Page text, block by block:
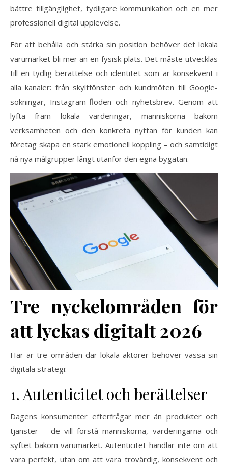
bättre tillgänglighet, tydligare kommunikation och en mer
professionell digital upplevelse.
För att behålla och stärka sin position behöver det lokala
varumärket bli mer än en fysisk plats. Det måste utvecklas
till en tydlig berättelse och identitet som är konsekvent i
alla kanaler: från skyltfönster och kundmöten till Google-
sökningar, Instagram-flöden och nyhetsbrev. Genom att
lyfta fram lokala värderingar, människorna bakom
verksamheten och den konkreta nyttan för kunden kan
företag skapa en stark emotionell koppling – och samtidigt
nå nya målgrupper långt utanför den egna bygatan.
Tre nyckelområden för
att lyckas digitalt 2026
Här är tre områden där lokala aktörer behöver vässa sin
digitala strategi:
1. Autenticitet och berättelser
Dagens konsumenter efterfrågar mer än produkter och
tjänster – de vill förstå människorna, värderingarna och
syftet bakom varumärket. Autenticitet handlar inte om att
vara perfekt, utan om att vara trovärdig, konsekvent och